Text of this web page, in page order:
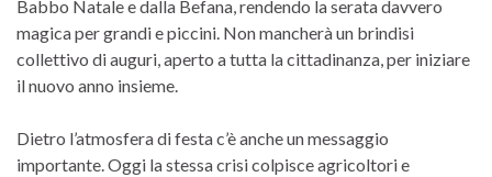
Babbo Natale e dalla Befana, rendendo la serata davvero
magica per grandi e piccini. Non mancherà un brindisi
collettivo di auguri, aperto a tutta la cittadinanza, per iniziare
il nuovo anno insieme.
Dietro l’atmosfera di festa c’è anche un messaggio
importante. Oggi la stessa crisi colpisce agricoltori e